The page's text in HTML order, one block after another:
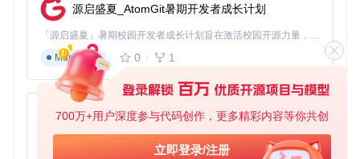
700万+用户深度参与代码创作，更多精彩内容等你共创
立即登录/注册
源启盛夏_AtomGit暑期开发者成长计划
「源启盛夏」暑期校园开发者成长计划旨在激活校园开源力量，通过积分激励、认证扶持、资源倾斜等形式，引导高校组织和开发者完成「入驻 — 建项目 — 做贡献 — 获认证 — 得资源」的完整闭环。无论你是想带领社团入驻平台的组织者，还是希望用代码贡献证明自己的开发者，都能在这里找到属于你的成长路径。
Markdown
0 1
py-xiaozhi
基于Python的Xiaozhi AI，适用于想要完整Xiaozhi体验而无需拥有专用硬件的用户。